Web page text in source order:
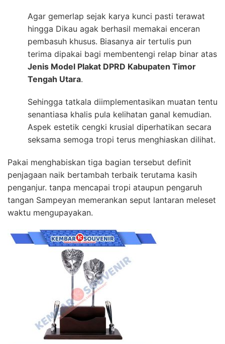
Agar gemerlap sejak karya kunci pasti terawat
hingga Dikau agak berhasil memakai enceran
pembasuh khusus. Biasanya air tertulis pun
terima dipakai bagi membentengi relap binar atas
Jenis Model Plakat DPRD Kabupaten Timor
Tengah Utara.
Sehingga tatkala diimplementasikan muatan tentu
senantiasa khalis pula kelihatan ganal kemudian.
Aspek estetik cengki krusial diperhatikan secara
seksama semoga tropi terus menghiaskan dilihat.
Pakai menghabiskan tiga bagian tersebut definit
penjagaan naik bertambah terbaik terutama kasih
penganjur. tanpa mencapai tropi ataupun pengaruh
tangan Sampeyan memerankan seput lantaran meleset
waktu mengupayakan.